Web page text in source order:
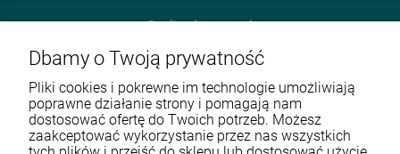
Roslinydomowe.pl
Unit 4E Enterprise Court Farfield Park
S635DB Rotherham
570 108 168
Dbamy o Twoją prywatność
Pliki cookies i pokrewne im technologie umożliwiają
poprawne działanie strony i pomagają nam
dostosować ofertę do Twoich potrzeb. Możesz
zaakceptować wykorzystanie przez nas wszystkich